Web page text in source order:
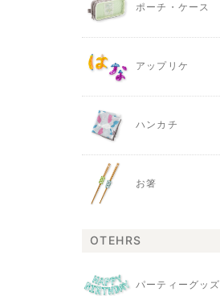
ポーチ・ケース
アップリケ
ハンカチ
お箸
OTEHRS
パーティーグッズ